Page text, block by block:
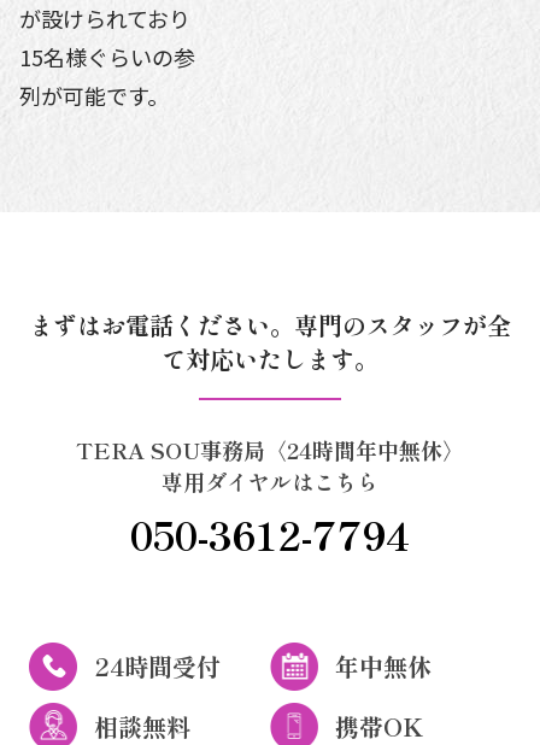
が設けられており
15名様ぐらいの参
列が可能です。
まずはお電話ください。専門のスタッフが全
て対応いたします。
TERA SOU事務局〈24時間年中無休〉
専用ダイヤルはこちら
050-3612-7794
24時間受付
年中無休
相談無料
携帯OK